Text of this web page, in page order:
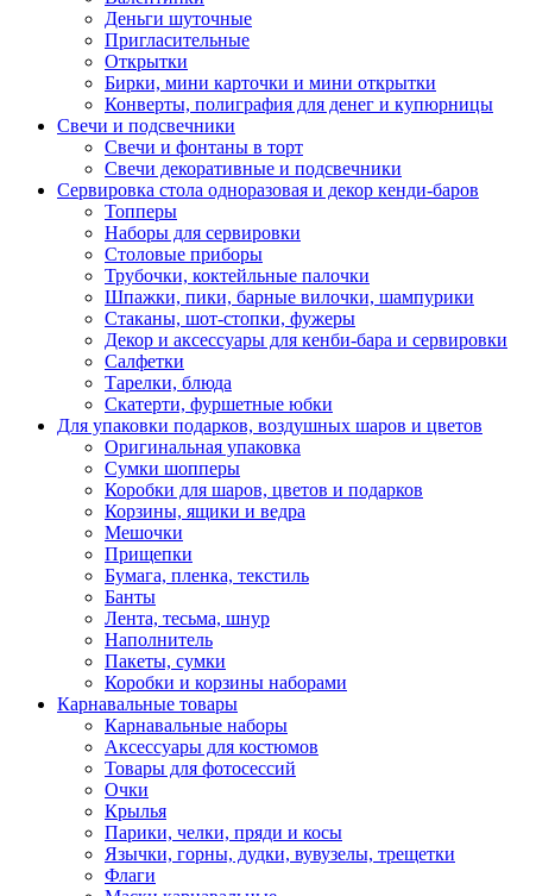
Деньги шуточные
Пригласительные
Открытки
Бирки, мини карточки и мини открытки
Конверты, полиграфия для денег и купюрницы
Свечи и подсвечники
Свечи и фонтаны в торт
Свечи декоративные и подсвечники
Сервировка стола одноразовая и декор кенди-баров
Топперы
Наборы для сервировки
Столовые приборы
Трубочки, коктейльные палочки
Шпажки, пики, барные вилочки, шампурики
Стаканы, шот-стопки, фужеры
Декор и аксессуары для кенби-бара и сервировки
Салфетки
Тарелки, блюда
Скатерти, фуршетные юбки
Для упаковки подарков, воздушных шаров и цветов
Оригинальная упаковка
Сумки шопперы
Коробки для шаров, цветов и подарков
Корзины, ящики и ведра
Мешочки
Прищепки
Бумага, пленка, текстиль
Банты
Лента, тесьма, шнур
Наполнитель
Пакеты, сумки
Коробки и корзины наборами
Карнавальные товары
Карнавальные наборы
Аксессуары для костюмов
Товары для фотосессий
Очки
Крылья
Парики, челки, пряди и косы
Язычки, горны, дудки, вувузелы, трещетки
Флаги